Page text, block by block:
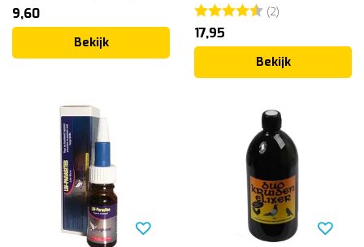
9,60
Bekijk
Beoordeling:(2)
17,95
Bekijk